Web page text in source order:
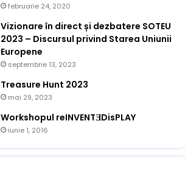
februarie 24, 2020
Vizionare în direct și dezbatere SOTEU
2023 – Discursul privind Starea Uniunii
Europene
septembrie 13, 2023
Treasure Hunt 2023
mai 29, 2023
Workshopul reINVENTƎDisPLAY
iunie 1, 2016